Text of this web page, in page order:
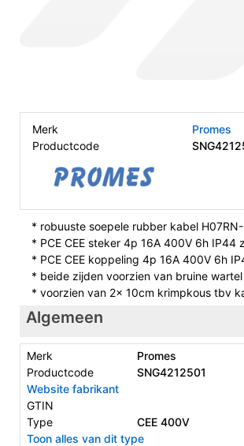
Merk
Promes
Productcode
* robuuste soepele rubber kabel
* PCE CEE steker 4p 16A 400V 6h IP44
* PCE CEE koppeling 4p 16A 400V 6h
* beide zijden voorzien van bruine wartel
* voorzien van 2x 10cm krimpkous tbv
Algemeen
Merk
Promes
Productcode
SNG4212501
Website fabrikant
GTIN
Type
CEE 400V
Toon alles van dit type